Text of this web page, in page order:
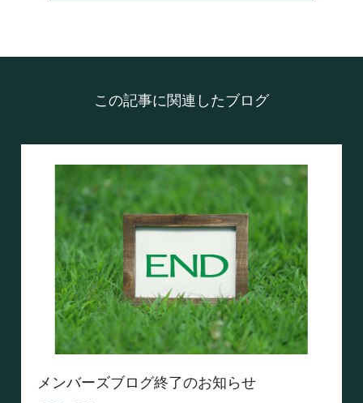
この記事に関連したブログ
メンバーズブログ終了のお知らせ